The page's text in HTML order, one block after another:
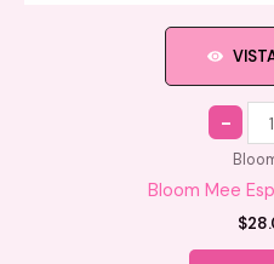
Bloom Mee
$